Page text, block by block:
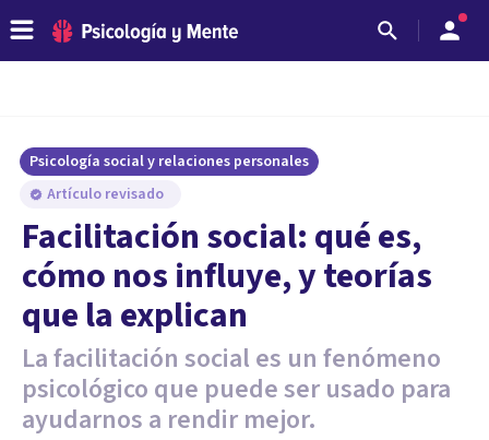
Psicología social y relaciones personales
Artículo revisado
Facilitación social: qué es,
cómo nos influye, y teorías
que la explican
La facilitación social es un fenómeno
psicológico que puede ser usado para
ayudarnos a rendir mejor.